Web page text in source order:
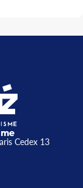
Cedex 13